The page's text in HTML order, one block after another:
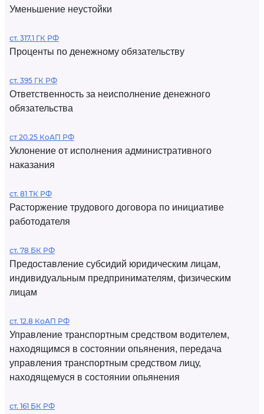
Уменьшение неустойки
ст. 317.1 ГК РФ
Проценты по денежному обязательству
ст. 395 ГК РФ
Ответственность за неисполнение денежного
обязательства
ст 20.25 КоАП РФ
Уклонение от исполнения административного
наказания
ст. 81 ТК РФ
Расторжение трудового договора по инициативе
работодателя
ст. 78 БК РФ
Предоставление субсидий юридическим лицам,
индивидуальным предпринимателям, физическим
лицам
ст. 12.8 КоАП РФ
Управление транспортным средством водителем,
находящимся в состоянии опьянения, передача
управления транспортным средством лицу,
находящемуся в состоянии опьянения
ст. 161 БК РФ